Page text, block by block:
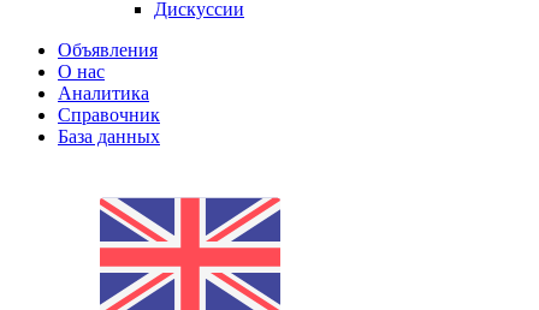
Дискуссии
Объявления
О нас
Аналитика
Справочник
База данных